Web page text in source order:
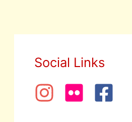
Social Links